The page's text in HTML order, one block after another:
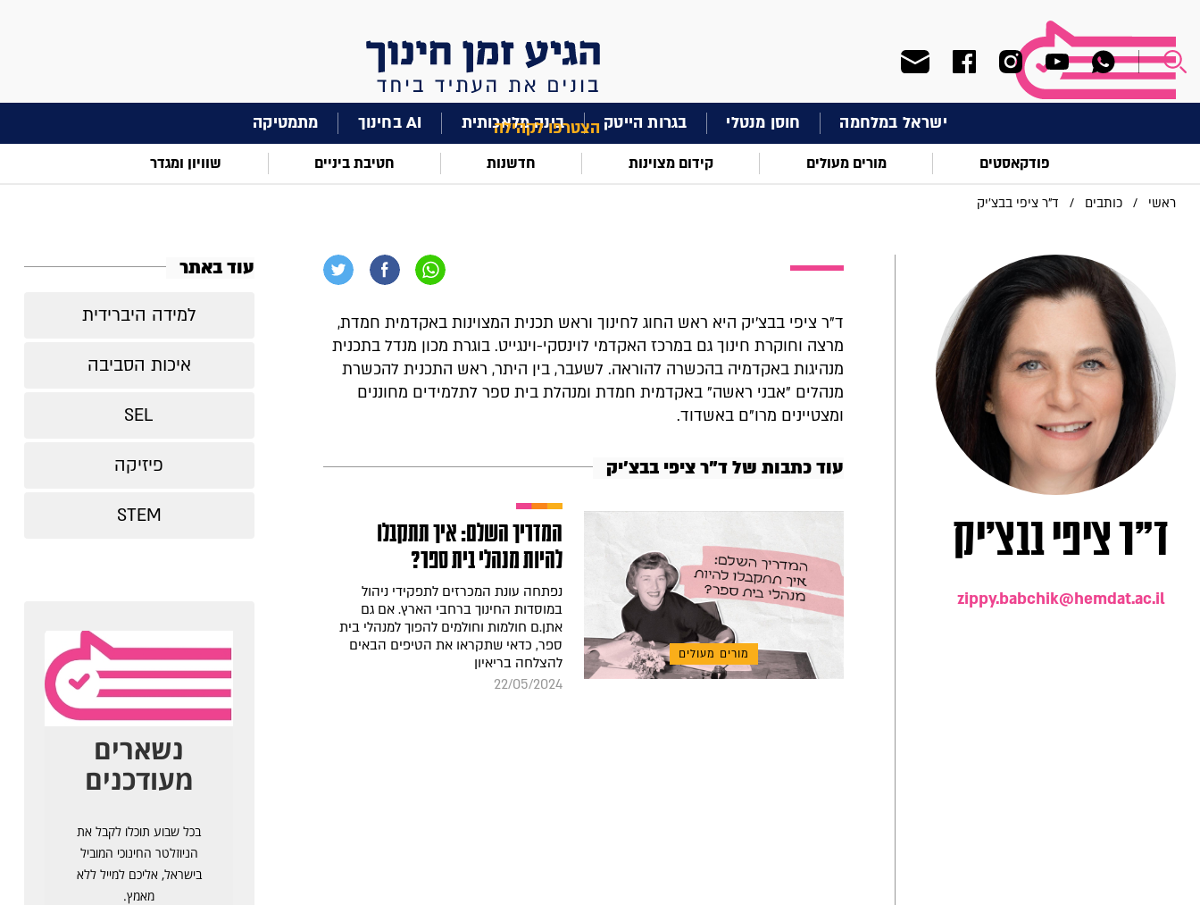
הצטרפו לקהילה ישראל במלחמה חוסן מנטלי בגרות הייטק בינה מלאכותית AI בחינוך מתמטיקה
פודקאסטים מורים מעולים קידום מצוינות חדשנות חטיבת ביניים שוויון ומגדר
ראשי / כותבים / ד"ר ציפי בבצ'יק
ד"ר ציפי בבצ'יק היא ראש החוג לחינוך וראש תכנית המצוינות באקדמית חמדת,
מרצה וחוקרת חינוך גם במרכז האקדמי לוינסקי-וינגייט. בוגרת מכון מנדל בתכנית
מנהיגות באקדמיה בהכשרה להוראה. לשעבר, בין היתר, ראש התכנית להכשרת
מנהלים "אבני ראשה" באקדמית חמדת ומנהלת בית ספר לתלמידים מחוננים
ומצטיינים מרו"ם באשדוד.
עוד כתבות של ד"ר ציפי בבצ'יק
מורים מעולים
המדריך השלם: איך תתקבלו
להיות מנהלי בית ספר?
נפתחה עונת המכרזים לתפקידי ניהול
במוסדות החינוך ברחבי הארץ. אם גם
אתן.ם חולמות וחולמים להפוך למנהלי בית
ספר, כדאי שתקראו את הטיפים הבאים
להצלחה בריאיון
22/05/2024
ד"ר ציפי בבצ'יק
zippy.babchik@hemdat.ac.il
עוד באתר
למידה היברידית
איכות הסביבה
SEL
פיזיקה
STEM